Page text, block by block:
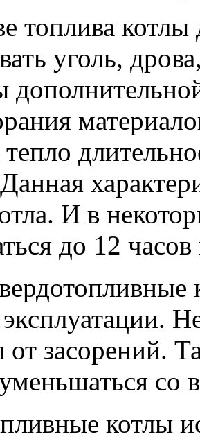
топлива
уголь,
И в
до 12
от засорений.
со
котлы